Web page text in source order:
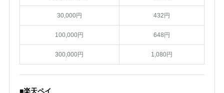
30,000円 432円
100,000円 648円
300,000円 1,080円
■楽天ペイ